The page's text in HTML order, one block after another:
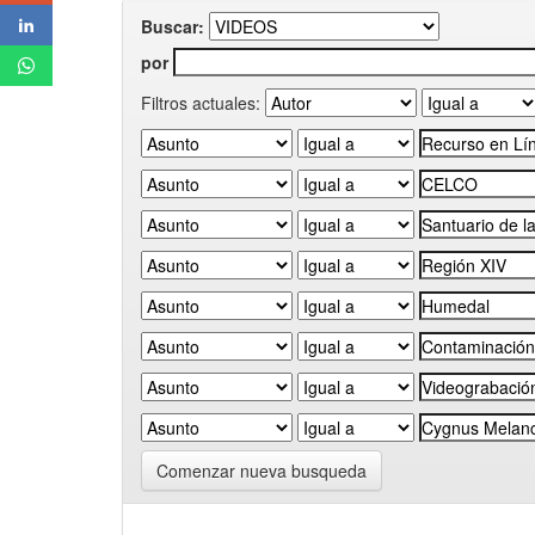
Buscar:
por
Filtros actuales:
Comenzar nueva busqueda